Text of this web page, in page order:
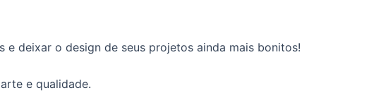
deixar o design de seus projetos ainda mais bonitos!
e qualidade.